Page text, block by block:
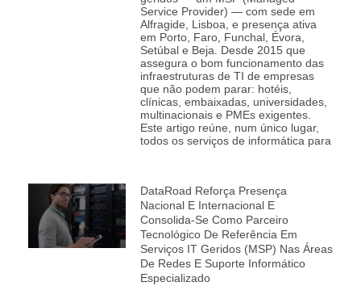
Service Provider) — com sede em
Alfragide, Lisboa, e presença ativa
em Porto, Faro, Funchal, Évora,
Setúbal e Beja. Desde 2015 que
assegura o bom funcionamento das
infraestruturas de TI de empresas
que não podem parar: hotéis,
clínicas, embaixadas, universidades,
multinacionais e PMEs exigentes.
Este artigo reúne, num único lugar,
todos os serviços de informática para
DataRoad Reforça Presença
Nacional E Internacional E
Consolida‑se Como Parceiro
Tecnológico De Referência Em
Serviços IT Geridos (MSP) Nas Áreas
De Redes E Suporte Informático
Especializado